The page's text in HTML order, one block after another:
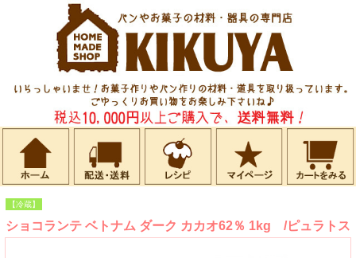
【冷蔵】
ショコランテ ベトナム ダーク カカオ62％ 1kg /ピュラトス